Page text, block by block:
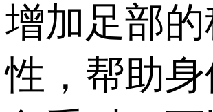
增加足部的
性，帮助